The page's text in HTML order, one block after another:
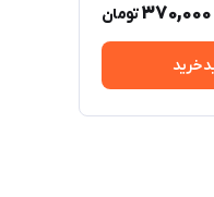
جلد 11 جلد 12
370,000تومان